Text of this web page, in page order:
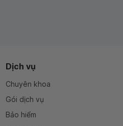
Dịch vụ
Chuyên khoa
Gói dịch vụ
Bảo hiểm